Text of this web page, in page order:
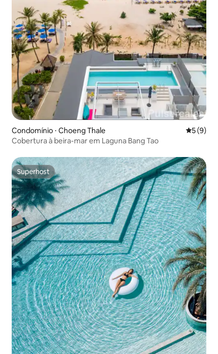
Condomínio ⋅ Choeng Thale 5 de
5 (9)
Cobertura à beira-mar em Laguna Bang Tao
Superhost
Superhost